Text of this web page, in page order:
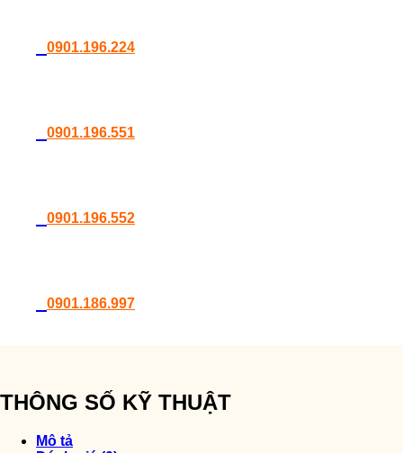
0901.196.224
0901.196.551
0901.196.552
0901.186.997
THÔNG SỐ KỸ THUẬT
Mô tả